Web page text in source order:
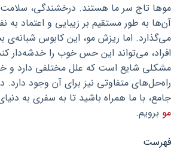
موها تاج سر ما هستند. درخشندگی،
آن‌ها به طور مستقیم بر زیبایی و اعتماد به
می‌گذارد. اما ریزش مو، این کابوس شبانه‌ی
افراد، می‌تواند این حس خوب را خدشه‌دار
مشکلی شایع است که علل مختلفی دارد و
راه‌حل‌های متفاوتی نیز برای آن وجود دارد.
جامع، با ما همراه باشید تا به سفری به
مو برویم.
فهرست